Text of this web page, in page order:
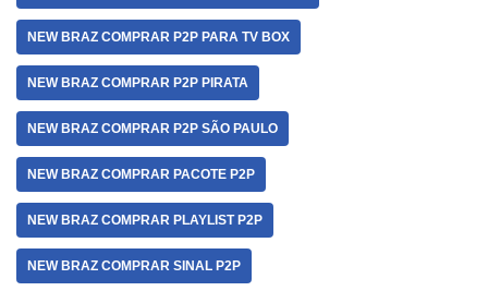
NEW BRAZ COMPRAR P2P PARA TV BOX
NEW BRAZ COMPRAR P2P PIRATA
NEW BRAZ COMPRAR P2P SÃO PAULO
NEW BRAZ COMPRAR PACOTE P2P
NEW BRAZ COMPRAR PLAYLIST P2P
NEW BRAZ COMPRAR SINAL P2P